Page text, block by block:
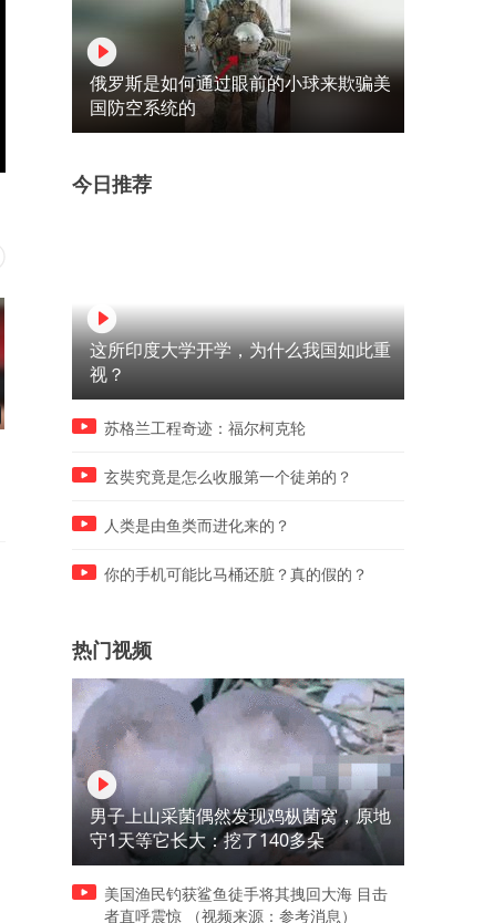
穆里尼奥还想补后卫和大中
急着想证明自己，最重要的
俄罗斯是如何通过眼前的小球来欺骗美
国防空系统的
今日推荐
这所印度大学开学，为什么我国如此重
视？
苏格兰工程奇迹：福尔柯克轮
玄奘究竟是怎么收服第一个徒弟的？
人类是由鱼类而进化来的？
你的手机可能比马桶还脏？真的假的？
热门视频
男子上山采菌偶然发现鸡枞菌窝，原地
守1天等它长大：挖了140多朵
美国渔民钓获鲨鱼徒手将其拽回大海 目击
者直呼震惊 （视频来源：参考消息）